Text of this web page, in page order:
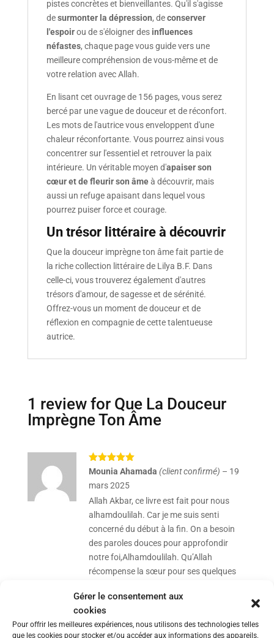
Gérer le consentement aux
cookies
Pour offrir les meilleures expériences, nous utilisons des technologies telles
que les cookies pour stocker et/ou accéder aux informations des appareils.
pistes concrètes et bienveillantes. Qu'il s'agisse
desurmonter la dépression, deconserver
l'espoirou de s'éloigner des influences
néfastes, chaque page vous guide vers une
meilleure compréhension de vous-même et de
votre relation avec Allah.
En lisant cet ouvrage de 156 pages, vous serez
bercé par une vague de douceur et de réconfort.
Les mots de l'autrice vous enveloppent d'une
chaleur réconfortante. Vous pourrez ainsi vous
concentrer sur l'essentiel et retrouver la paix
intérieure. Un véritable moyen d'apaiser son
cœur et de fleurir son âmeà découvrir, mais
aussi un refuge apaisant dans lequel vous
pourrez puiser force et courage.
Un trésor littéraire à découvrir
Que la douceur imprègne ton âme fait partie de
la riche collection littéraire de Lilya B.F. Dans
celle-ci, vous trouverez également d'autres
trésors d'amour, de sagesse et de sérénité.
Offrez-vous un moment de douceur et de
réflexion en compagnie de cette talentueuse
autrice.
1 review for Que La Douceur
Imprègne Ton Âme
Note5sur
Mounia Ahamada (client confirmé) – 19
mars 2025
Allah Akbar, ce livre est fait pour nous
alhamdoulilah. Car je me suis senti
concerné du début à la fin. On a besoin
des paroles douces pour approfondir
notre foi,Alhamdoulilah. Qu’Allah
récompense la sœur pour ses quelques
Ajouter un commentaire